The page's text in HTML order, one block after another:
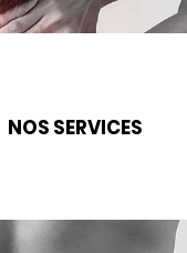
NOS SERVICES